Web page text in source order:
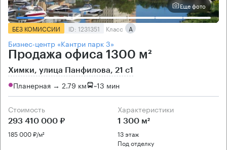
Еще фото
БЕЗ КОМИССИИ ID: 1231351 Класс А
Бизнес-центр «Кантри парк 3»
Продажа офиса 1300 м²
Химки, улица Панфилова, 21 с1
Планерная → 2.79 км ~13 мин
Стоимость
293 410 000 ₽
185 000 ₽/м²
Характеристики
1 300 м²
13 этаж
Под отделку